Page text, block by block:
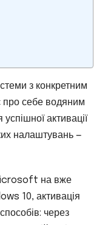
з конкретним
про себе водяним
активації
налаштувань —
на вже
10, активація
через